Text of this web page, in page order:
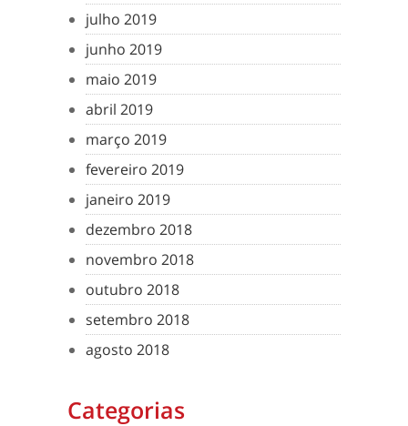
julho 2019
junho 2019
maio 2019
abril 2019
março 2019
fevereiro 2019
janeiro 2019
dezembro 2018
novembro 2018
outubro 2018
setembro 2018
agosto 2018
Categorias